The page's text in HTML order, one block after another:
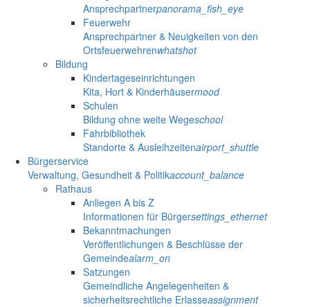
Ansprechpartnerpanorama_fish_eye
Feuerwehr
Ansprechpartner & Neuigkeiten von den
Ortsfeuerwehrenwhatshot
Bildung
Kindertageseinrichtungen
Kita, Hort & Kinderhäusermood
Schulen
Bildung ohne weite Wegeschool
Fahrbibliothek
Standorte & Ausleihzeitenairport_shuttle
Bürgerservice
Verwaltung, Gesundheit & Politikaccount_balance
Rathaus
Anliegen A bis Z
Informationen für Bürgersettings_ethernet
Bekanntmachungen
Veröffentlichungen & Beschlüsse der
Gemeindealarm_on
Satzungen
Gemeindliche Angelegenheiten &
sicherheitsrechtliche Erlasseassignment